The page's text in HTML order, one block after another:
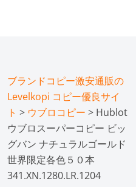
ブランドコピー激安通販の
Levelkopi コピー優良サイ
ト > ウブロコピー > Hublot
ウブロスーパーコピー ビッ
グバン ナチュラルゴールド
世界限定各色５０本
341.XN.1280.LR.1204